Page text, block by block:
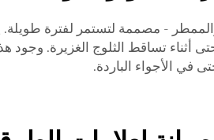
- مصممة لتستمر لفترة طويلة.
أثناء تساقط الثلوج الغزيرة. وجود
في الأجواء الباردة.